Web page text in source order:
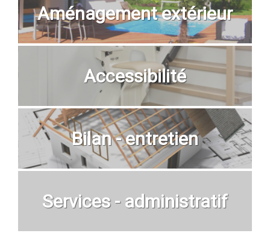
Aménagement extérieur
Accessibilité
Bilan - entretien
Services - administratif